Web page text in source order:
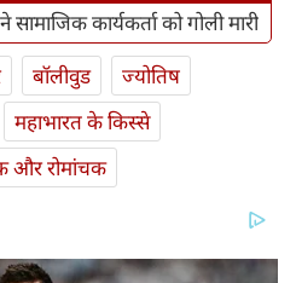
कार्यकर्ता को गोली मारी
बॉलीवुड
ज्योतिष
महाभारत के किस्से
और रोमांचक